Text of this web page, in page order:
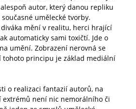
autor, který danou repliku
umělecké tvorby.
mění v realitu, herci hrající
automaticky sami toxičtí. Jde o
umění. Zobrazení nerovná se
tohoto principu je základ mediální
o realizaci fantazií autorů, na
extrémů není nic nemorálního či